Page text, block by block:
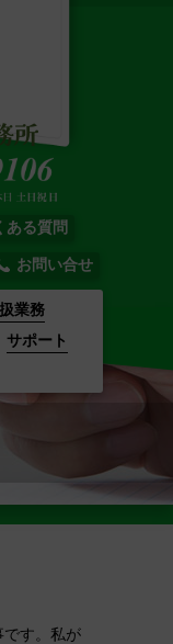
ある質問
お問い合せ
業務
サポート
す。私が